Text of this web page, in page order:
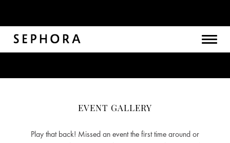
EVENT GALLERY
Play that back! Missed an event the first time around or